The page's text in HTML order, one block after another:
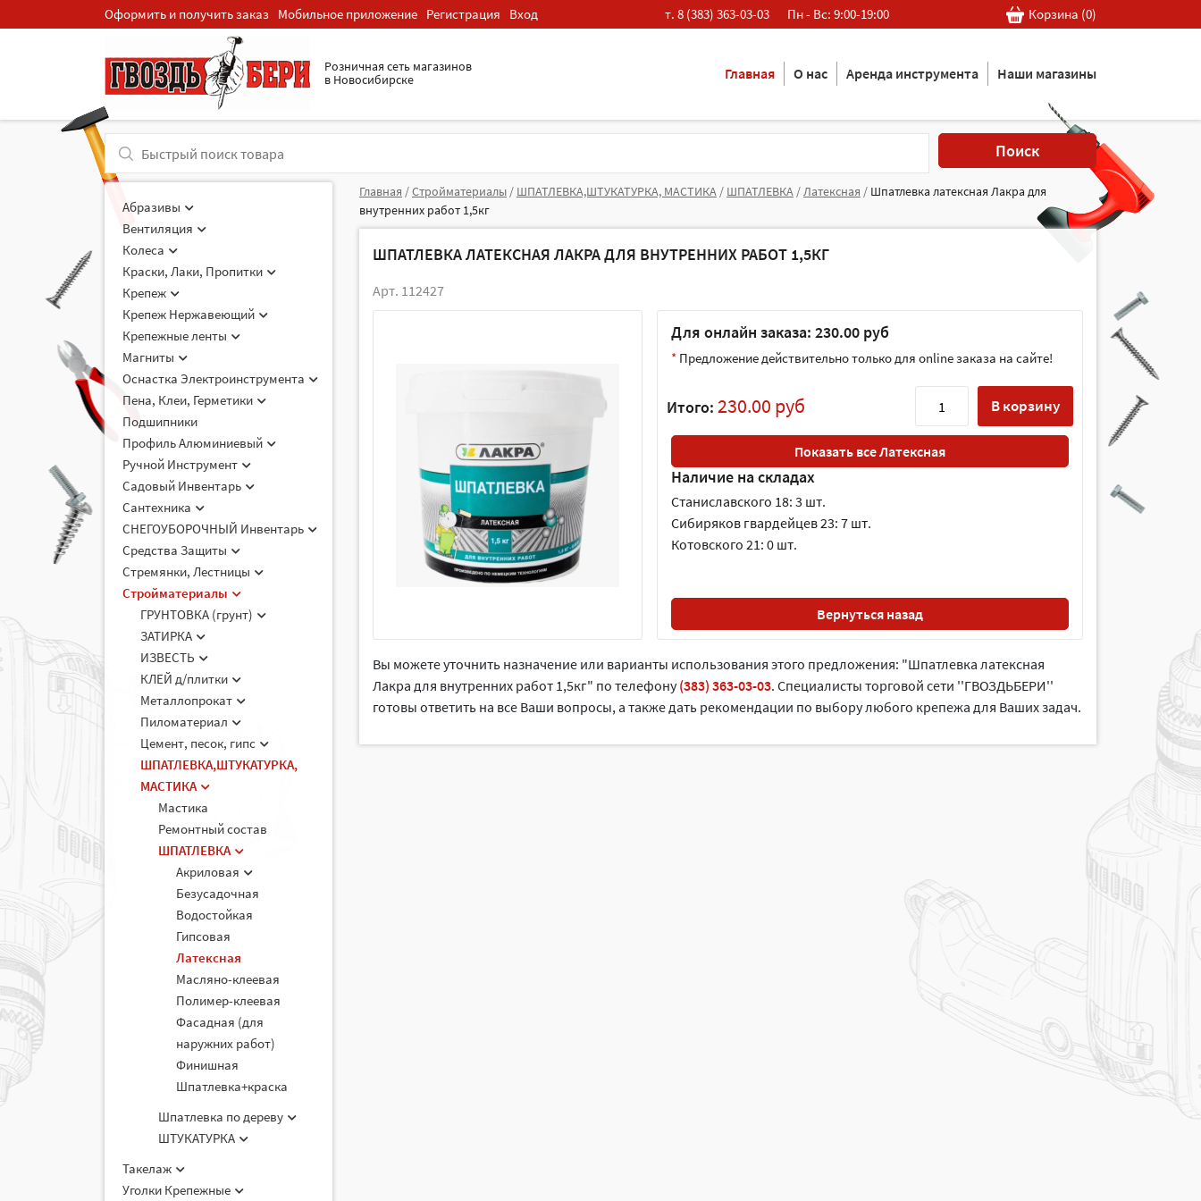
Оформить и получить заказ Мобильное приложение Регистрация Вход т. 8 (383) 363-03-03 Пн - Вс: 9:00-19:00 Корзина (0)
Розничная cеть магазинов
в Новосибирске
Главная О нас Аренда инструмента Наши магазины
Поиск
Абразивы
Вентиляция
Колеса
Краски, Лаки, Пропитки
Крепеж
Крепеж Нержавеющий
Крепежные ленты
Магниты
Оснастка Электроинструмента
Пена, Клеи, Герметики
Подшипники
Профиль Алюминиевый
Ручной Инструмент
Садовый Инвентарь
Сантехника
СНЕГОУБОРОЧНЫЙ Инвентарь
Средства Защиты
Стремянки, Лестницы
Стройматериалы
ГРУНТОВКА (грунт)
ЗАТИРКА
ИЗВЕСТЬ
КЛЕЙ д/плитки
Металлопрокат
Пиломатериал
Цемент, песок, гипс
ШПАТЛЕВКА,ШТУКАТУРКА,
МАСТИКА
Мастика
Ремонтный состав
ШПАТЛЕВКА
Акриловая
Безусадочная
Водостойкая
Гипсовая
Латексная
Масляно-клеевая
Полимер-клеевая
Фасадная (для
наружних работ)
Финишная
Шпатлевка+краска
Шпатлевка по дереву
ШТУКАТУРКА
Такелаж
Уголки Крепежные
Главная /Стройматериалы / ШПАТЛЕВКА,ШТУКАТУРКА, МАСТИКА / ШПАТЛЕВКА /Латексная / Шпатлевка латексная Лакра для
внутренних работ 1,5кг
ШПАТЛЕВКА ЛАТЕКСНАЯ ЛАКРА ДЛЯ ВНУТРЕННИХ РАБОТ 1,5КГ
Арт. 112427
Для онлайн заказа: 230.00 руб
* Предложение действительно только для online заказа на сайте!
Итого: 230.00 руб В корзину
Показать все Латексная
Наличие на складах
Станиславского 18: 3 шт.
Сибиряков гвардейцев 23: 7 шт.
Котовского 21: 0 шт.
Вернуться назад
Вы можете уточнить назначение или варианты использования этого предложения: "Шпатлевка латексная
Лакра для внутренних работ 1,5кг" по телефону(383) 363-03-03. Cпециалисты торговой сети ''ГВОЗДЬБЕРИ''
готовы ответить на все Ваши вопросы, а также дать рекомендации по выбору любого крепежа для Ваших задач.